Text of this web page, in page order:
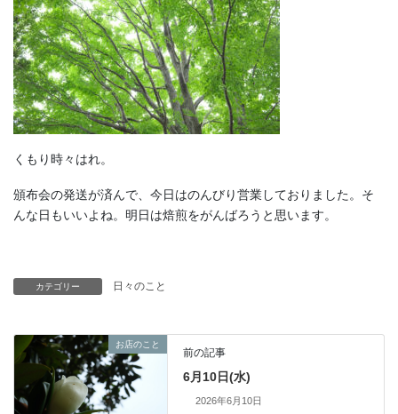
くもり時々はれ。
頒布会の発送が済んで、今日はのんびり営業しておりました。そ
んな日もいいよね。明日は焙煎をがんばろうと思います。
カテゴリー 日々のこと
お店のこと
前の記事
6月10日(水)
2026年6月10日